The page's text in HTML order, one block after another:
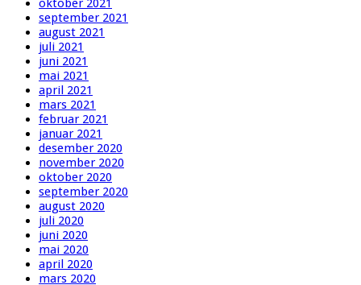
oktober 2021
september 2021
august 2021
juli 2021
juni 2021
mai 2021
april 2021
mars 2021
februar 2021
januar 2021
desember 2020
november 2020
oktober 2020
september 2020
august 2020
juli 2020
juni 2020
mai 2020
april 2020
mars 2020